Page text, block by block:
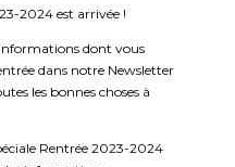
2024 est arrivée !
dont vous
dans notre Newsletter
les bonnes choses à
Rentrée 2023-2024